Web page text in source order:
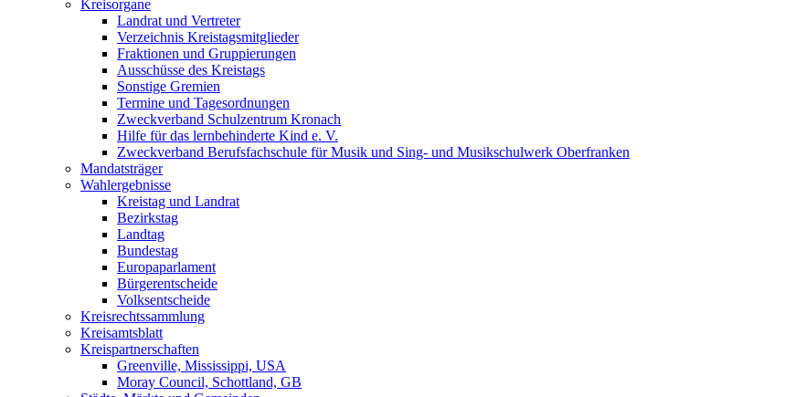
Kreisorgane
Landrat und Vertreter
Verzeichnis Kreistagsmitglieder
Fraktionen und Gruppierungen
Ausschüsse des Kreistags
Sonstige Gremien
Termine und Tagesordnungen
Zweckverband Schulzentrum Kronach
Hilfe für das lernbehinderte Kind e. V.
Zweckverband Berufsfachschule für Musik und Sing- und Musikschulwerk Oberfranken
Mandatsträger
Wahlergebnisse
Kreistag und Landrat
Bezirkstag
Landtag
Bundestag
Europaparlament
Bürgerentscheide
Volksentscheide
Kreisrechtssammlung
Kreisamtsblatt
Kreispartnerschaften
Greenville, Mississippi, USA
Moray Council, Schottland, GB